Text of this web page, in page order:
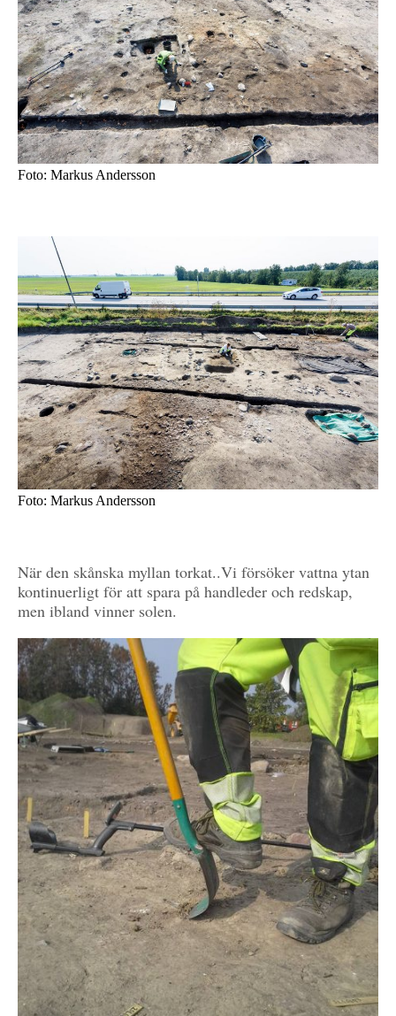
Foto: Markus Andersson
Foto: Markus Andersson
När den skånska myllan torkat..Vi försöker vattna ytan
kontinuerligt för att spara på handleder och redskap,
men ibland vinner solen.